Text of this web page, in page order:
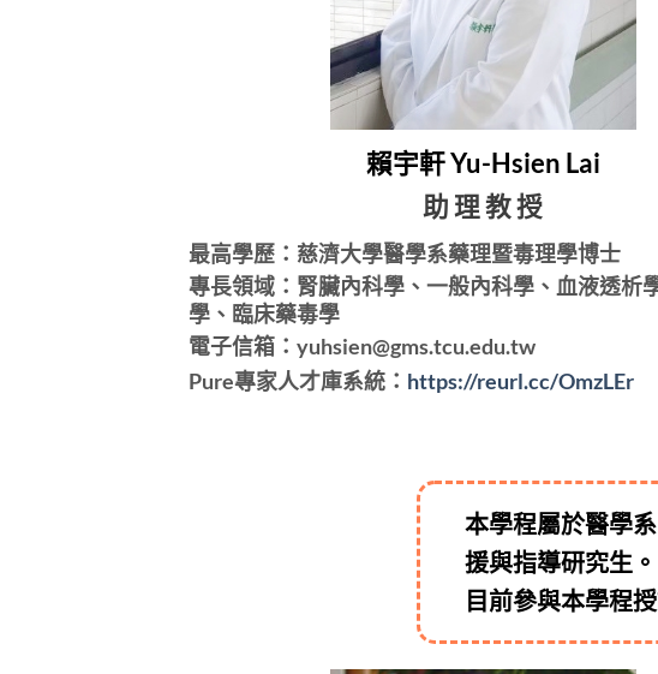
賴宇軒 Yu-Hsien Lai
助 理 教 授
最高學歷：慈濟大學醫學系藥理暨毒理學博士
專長領域：腎臟內科學、一般內科學、血液透析
學、臨床藥毒學
電子信箱：yuhsien@gms.tcu.edu.tw
Pure專家人才庫系統： https://reurl.cc/OmzLEr
本學程屬於醫學
援與指導研究生。
目前參與本學程